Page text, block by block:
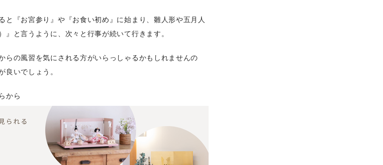
と『お宮参り』や『お食い初め』に始まり、雛人形や五月人
』と言うように、次々と行事が続いて行きます。
らの風習を気にされる方がいらっしゃるかもしれませんの
良いでしょう。
から